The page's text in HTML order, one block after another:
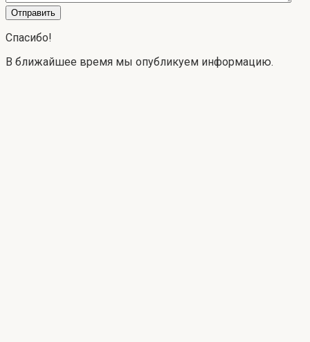
Спасибо!
В ближайшее время мы опубликуем информацию.